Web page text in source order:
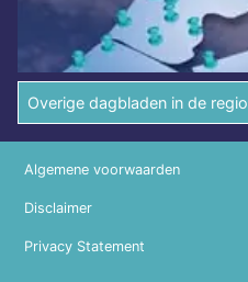
Overige dagbladen in de regio
Algemene voorwaarden
Disclaimer
Privacy Statement